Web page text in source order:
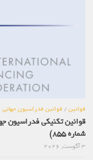
قوانین/ قوانین فدراسیون جهانی
شماره 855)
3 آگوست, 2026